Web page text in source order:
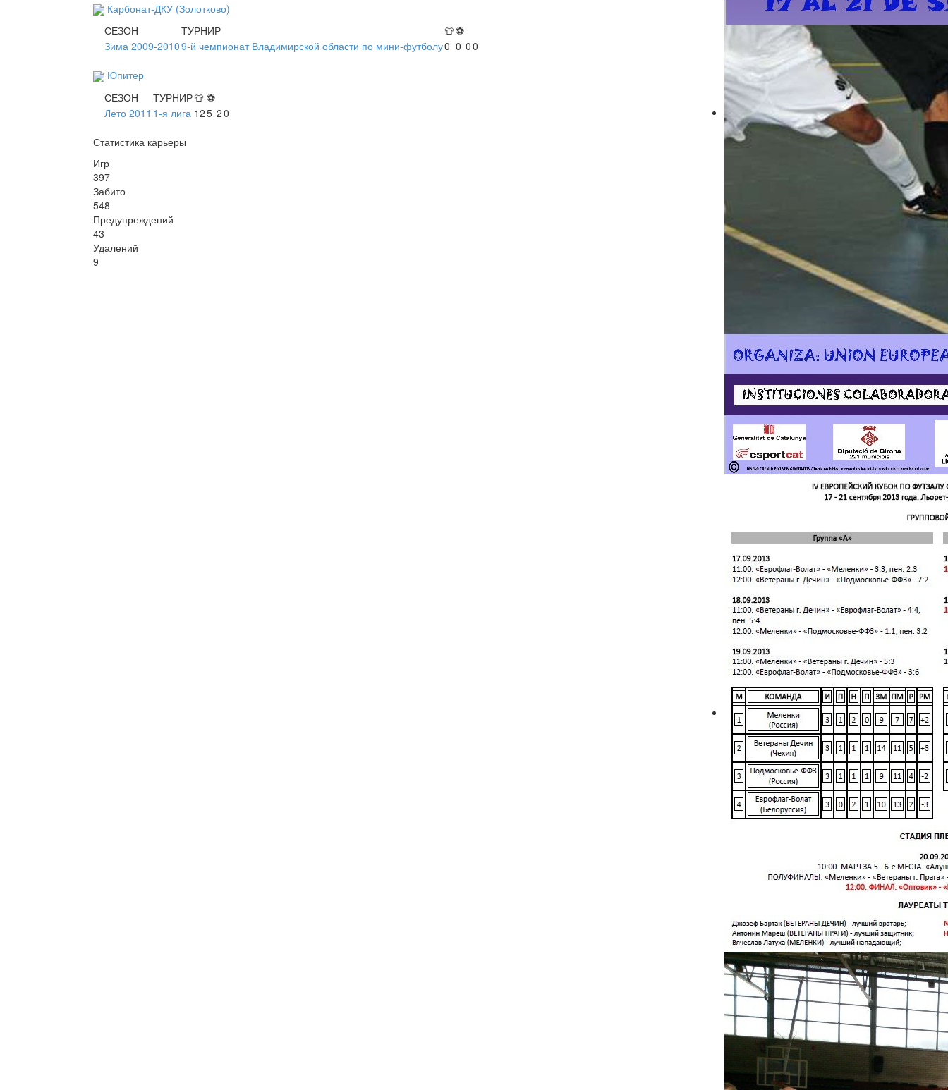
Карбонат-ДКУ (Золотково)
СЕЗОН
ТУРНИР 👕⚽
Зима 2009-20109-й чемпионат Владимирской области по мини-футболу0 0 00
Юпитер
СЕЗОН
ТУРНИР👕 ⚽
Лето 2011 1-я лига 125 20
Статистика карьеры
Игр
397
Забито
548
Предупреждений
43
Удалений
9